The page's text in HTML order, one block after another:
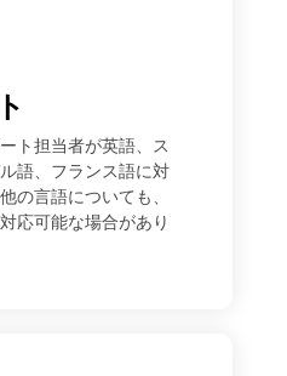
ト担当者が英語、ス
語、フランス語に対
の言語についても、
応可能な場合があり